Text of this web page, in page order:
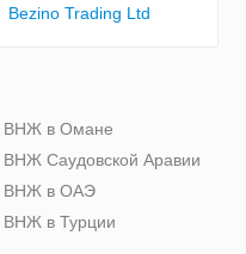
Bezino Trading Ltd
ВНЖ в Омане
ВНЖ Саудовской Аравии
ВНЖ в ОАЭ
ВНЖ в Турции